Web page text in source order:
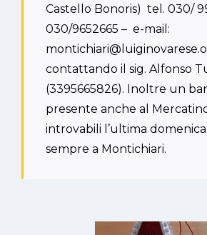
Castello Bonoris) tel. 030/
030/9652665 – e-mail:
contattando il sig. Alfonso
(3395665826). Inoltre un
presente anche al
introvabili l’ultima
sempre a Montichiari.